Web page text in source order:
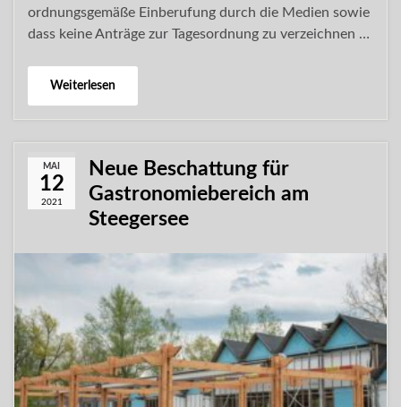
ordnungsgemäße Einberufung durch die Medien sowie
dass keine Anträge zur Tagesordnung zu verzeichnen …
Weiterlesen
MAI
12
2021
Neue Beschattung für
Gastronomiebereich am
Steegersee